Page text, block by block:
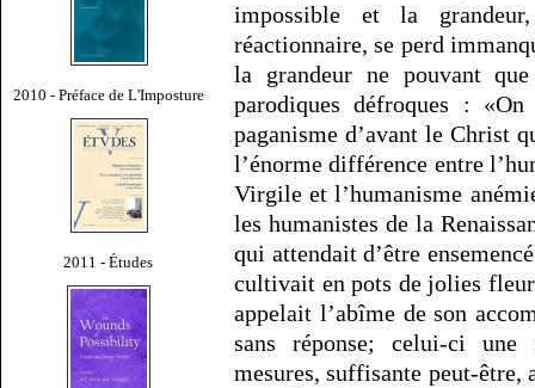
2010 - Préface de L'Imposture
2011 - Études
impossible et la
réactionnaire, se perd
la grandeur ne pouvant
parodiques défroques :
paganisme d’avant le Christ
l’énorme différence entre
Virgile et l’humanisme
les humanistes de la
qui attendait d’être
cultivait en pots de jolies
appelait l’abîme de son
sans réponse; celui-ci une
mesures, suffisante peut-être,